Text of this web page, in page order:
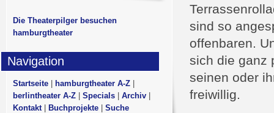
sind so
offenbaren.
sich die ganz
seinen oder
freiwillig.
Die Theaterpilger besuchen
hamburgtheater
Navigation
Startseite hamburgtheater A-Z
berlintheater A-Z
Specials Archiv
Kontakt| Buchprojekte Suche